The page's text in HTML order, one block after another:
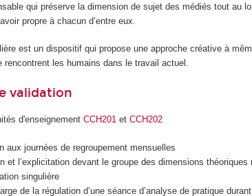
qui préserve la dimension de sujet des médiés tout au
propre à chacun d’entre eux.
est un dispositif qui propose une approche créative à
rencontrent les humains dans le travail actuel.
validation
d'enseignementCCH201 etCCH202
aux journées de regroupement mensuelles
et l’explicitation devant le groupe des dimensions
singulière
de la régulation d’une séance d’analyse de pratique